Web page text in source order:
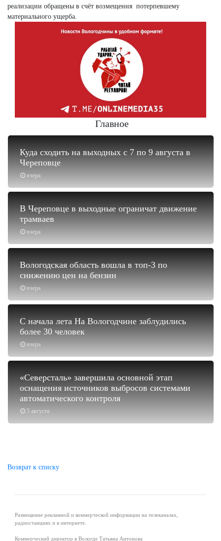
реализации обращены в счёт возмещения потерпевшему
материального ущерба.
Главное
вчера
Куда сходить на выходных с 7 по 9 августа в
Череповце
вчера
В Череповце в выходные ограничат движение
трамваев
вчера
Вологодская область вошла в топ-3 по
снижению цен на бензин
вчера
С начала лета На Вологодчине заблудились
более 30 человек
5 августа
«Северсталь» завершила основной этап
оснащения источников выбросов системами
автоматического контроля
Возврат к списку
Размещение рекламной и коммерческой информации на телеканалах,
радиостанциях и в интернете.
Коммерческий директор в Вологде Татьяна Антонова